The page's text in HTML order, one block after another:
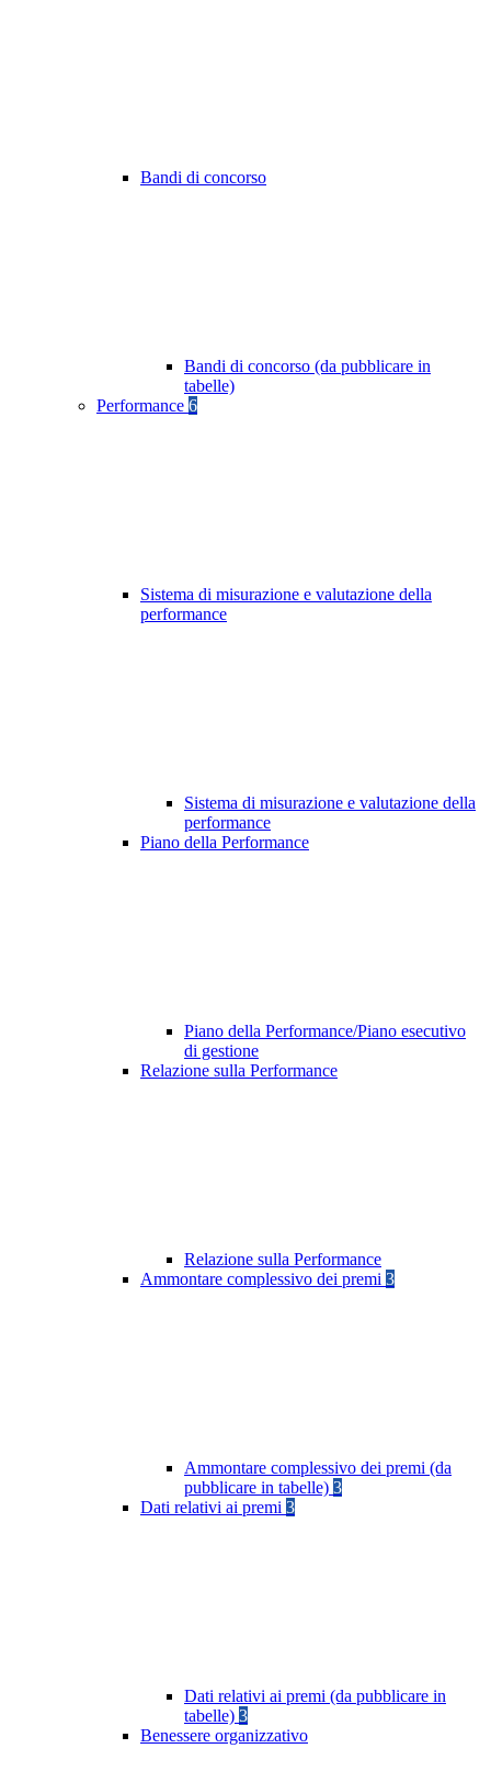
Bandi di concorso
Bandi di concorso (da pubblicare in
tabelle)
Performance 6
Sistema di misurazione e valutazione della
performance
Sistema di misurazione e valutazione della
performance
Piano della Performance
Piano della Performance/Piano esecutivo
di gestione
Relazione sulla Performance
Relazione sulla Performance
Ammontare complessivo dei premi 3
Ammontare complessivo dei premi (da
pubblicare in tabelle) 3
Dati relativi ai premi 3
Dati relativi ai premi (da pubblicare in
tabelle) 3
Benessere organizzativo